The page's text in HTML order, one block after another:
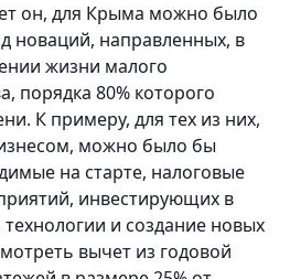
он, для Крыма можно было
новаций, направленных, в
жизни малого
порядка 80% которого
К примеру, для тех из них,
можно было бы
на старте, налоговые
инвестирующих в
и создание новых
вычет из годовой